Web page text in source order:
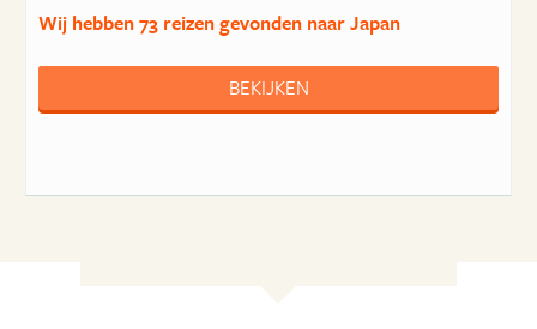
Wij hebben73 reizengevonden naar Japan
BEKIJKEN